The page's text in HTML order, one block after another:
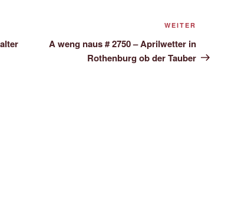
Beitrag
WEITER
A weng naus # 2750 – Aprilwetter in
Rothenburg ob der Tauber